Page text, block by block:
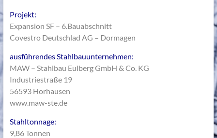
Projekt:
Expansion SF – 6.Bauabschnitt
Covestro Deutschlad AG – Dormagen
ausführendes Stahlbauunternehmen:
MAW – Stahlbau Eulberg GmbH & Co. KG
Industriestraße 19
56593 Horhausen
www.maw-ste.de
Stahltonnage:
9,86 Tonnen